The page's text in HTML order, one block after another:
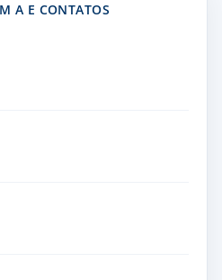
A E CONTATOS